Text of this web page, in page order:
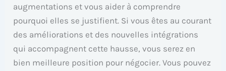
augmentations et vous aider à comprendre
pourquoi elles se justifient. Si vous êtes au courant
des améliorations et des nouvelles intégrations
qui accompagnent cette hausse, vous serez en
bien meilleure position pour négocier. Vous pouvez